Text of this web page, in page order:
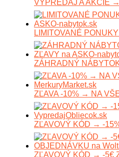
VÝPREDAJ A AKCIE
LIMITOVANÉ
ZÁHRADNÝ
ZĽAVA -10% → NA
ZĽAVOVÝ KÓD → -
ZĽAVOVÝ KÓD → -5€